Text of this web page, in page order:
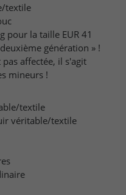
textile
pour la taille EUR 41
génération » !
affectée, il s'agit
mineurs !
textile
véritable/textile